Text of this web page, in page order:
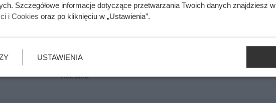
Szczegółowe informacje dotyczące przetwarzania Twoich danych znajdziesz w
i Cookies oraz po kliknięciu w „Ustawienia”.
USTAWIENIA